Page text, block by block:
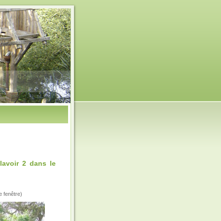
2 dans le
fenêtre)